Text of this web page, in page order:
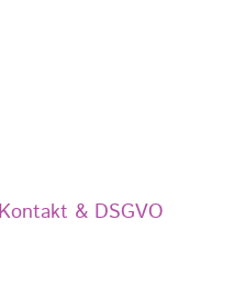
& DSGVO